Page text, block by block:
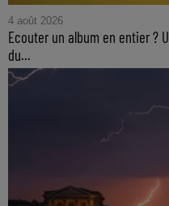
4 août 2026
Ecouter un album en entier ?
du...